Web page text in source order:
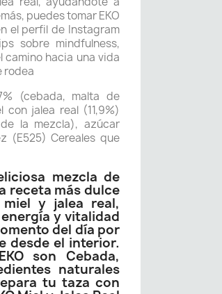
puedes tomar EKO
el perfil de Instagram
sobre mindfulness,
hacia una vida
rodea
(cebada, malta de
jalea real (11,9%)
la mezcla), azúcar
(E525) Cereales que
mezcla de
receta más dulce
y jalea real,
y vitalidad
del día por
desde el interior.
son Cebada,
naturales
tu taza con